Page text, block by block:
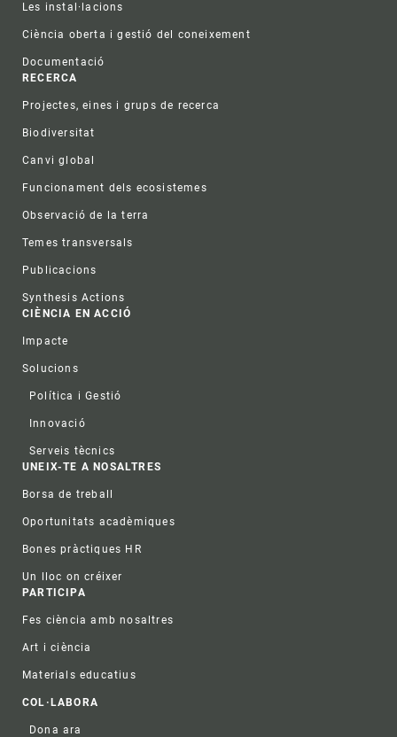
Les instal·lacions
Ciència oberta i gestió del coneixement
Documentació
RECERCA
Projectes, eines i grups de recerca
Biodiversitat
Canvi global
Funcionament dels ecosistemes
Observació de la terra
Temes transversals
Publicacions
Synthesis Actions
CIÈNCIA EN ACCIÓ
Impacte
Solucions
Política i Gestió
Innovació
Serveis tècnics
UNEIX-TE A NOSALTRES
Borsa de treball
Oportunitats acadèmiques
Bones pràctiques HR
Un lloc on créixer
PARTICIPA
Fes ciència amb nosaltres
Art i ciència
Materials educatius
COL·LABORA
Dona ara